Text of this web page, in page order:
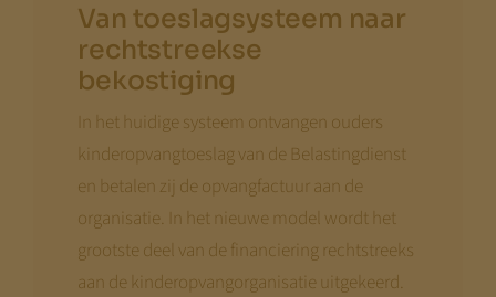
Van toeslagsysteem naar
rechtstreekse
bekostiging
In het huidige systeem ontvangen ouders
kinderopvangtoeslag van de Belastingdienst
en betalen zij de opvangfactuur aan de
organisatie. In het nieuwe model wordt het
grootste deel van de financiering rechtstreeks
aan de kinderopvangorganisatie uitgekeerd.